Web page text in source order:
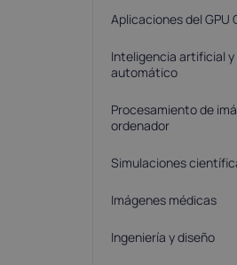
Aplicaciones del GPU
Inteligencia artificial
automático
Procesamiento de
ordenador
Simulaciones
Imágenes médicas
Ingeniería y diseño
Netherlands